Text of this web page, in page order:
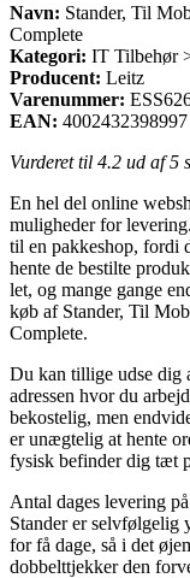
Navn: Stander, Til
Complete
Kategori: IT Tilbehør
Producent: Leitz
Varenummer:
EAN: 4002432398997
Vurderet til 4.2 ud af 5
En hel del online
muligheder for
til en pakkeshop, fordi
hente de bestilte
let, og mange gange
køb af Stander, Til
Complete.
Du kan tillige udse dig
adressen hvor du
bekostelig, men
er unægtelig at hente
fysisk befinder dig tæt
Antal dages levering
Stander er selvfølgelig
for få dage, så i det
dobbelttjekker den